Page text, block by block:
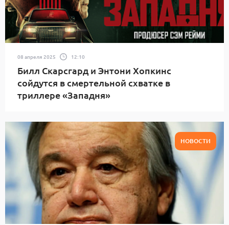
08 апреля 2025 12:10
Билл Скарсгард и Энтони Хопкинс
сойдутся в смертельной схватке в
триллере «Западня»
НОВОСТИ